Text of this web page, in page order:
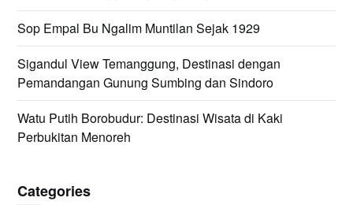
Sop Empal Bu Ngalim Muntilan Sejak 1929
Sigandul View Temanggung, Destinasi dengan
Pemandangan Gunung Sumbing dan Sindoro
Watu Putih Borobudur: Destinasi Wisata di Kaki
Perbukitan Menoreh
Categories